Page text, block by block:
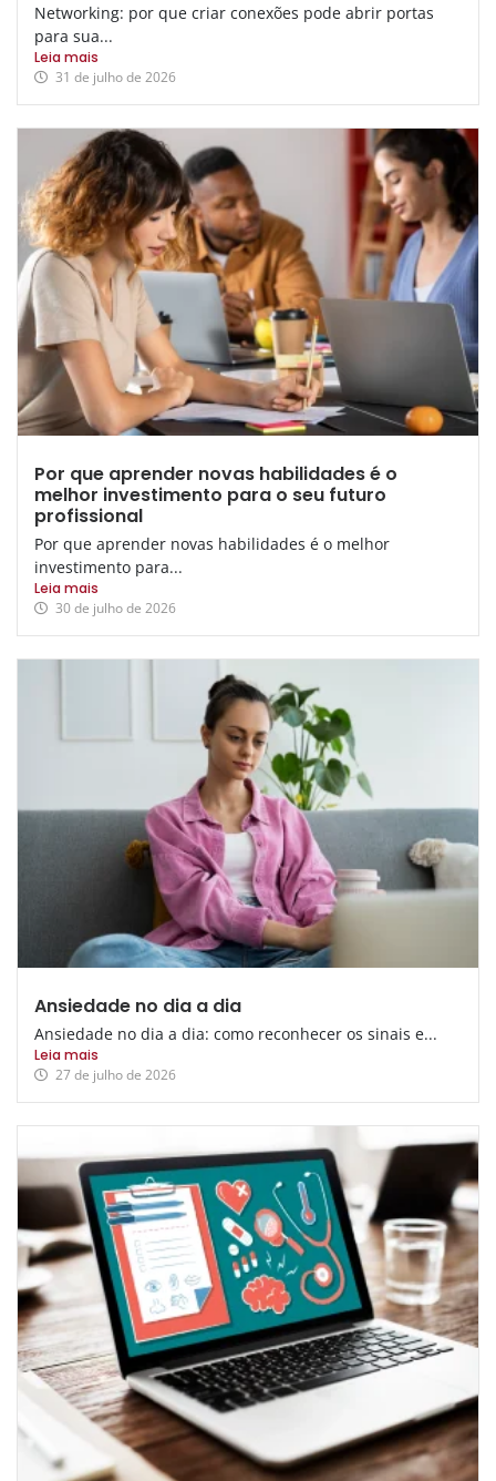
Networking: por que criar conexões pode abrir portas
para sua...
Leia mais
31 de julho de 2026
Por que aprender novas habilidades é o
melhor investimento para o seu futuro
profissional
Por que aprender novas habilidades é o melhor
investimento para...
Leia mais
30 de julho de 2026
Ansiedade no dia a dia
Ansiedade no dia a dia: como reconhecer os sinais e...
Leia mais
27 de julho de 2026